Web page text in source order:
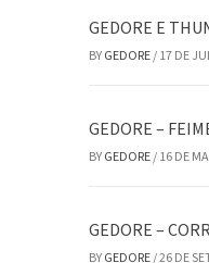
GEDORE E
BYGEDORE/17 DE
GEDORE –
BYGEDORE/16 DE
GEDORE –
BYGEDORE/26 DE